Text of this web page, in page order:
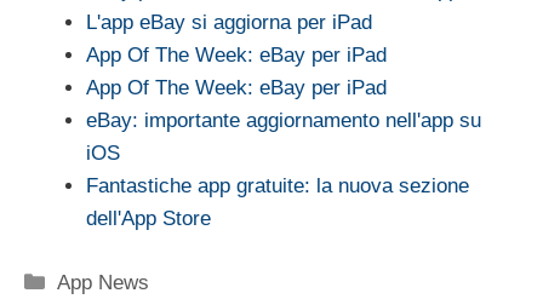
L'app eBay si aggiorna per iPad
App Of The Week: eBay per iPad
App Of The Week: eBay per iPad
eBay: importante aggiornamento nell'app su
iOS
Fantastiche app gratuite: la nuova sezione
dell'App Store
Categorie
App News